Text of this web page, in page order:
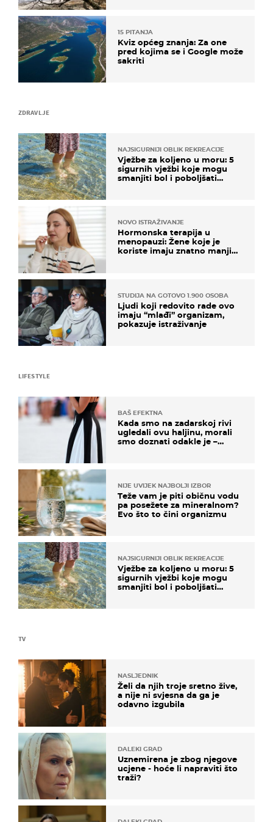
ZDRAVLJE
NAJSIGURNIJI OBLIK REKREACIJE
Vježbe za koljeno u moru: 5
sigurnih vježbi koje mogu
smanjiti bol i poboljšati
NOVO ISTRAŽIVANJE
Hormonska terapija u
menopauzi: Žene koje je
koriste imaju znatno manji
STUDIJA NA GOTOVO 1.900 OSOBA
Ljudi koji redovito rade ovo
imaju “mlađi” organizam,
pokazuje istraživanje
TV
NASLJEDNIK
Želi da njih troje sretno žive,
a nije ni svjesna da ga je
odavno izgubila
DALEKI GRAD
Uznemirena je zbog njegove
ucjene - hoće li napraviti što
traži?
15 PITANJA
Kviz općeg znanja: Za one
pred kojima se i Google može
sakriti
LIFESTYLE
BAŠ EFEKTNA
Kada smo na zadarskoj rivi
ugledali ovu haljinu, morali
smo doznati odakle je –
NIJE UVIJEK NAJBOLJI IZBOR
Teže vam je piti običnu vodu
pa posežete za mineralnom?
Evo što to čini organizmu
NAJSIGURNIJI OBLIK REKREACIJE
Vježbe za koljeno u moru: 5
sigurnih vježbi koje mogu
smanjiti bol i poboljšati